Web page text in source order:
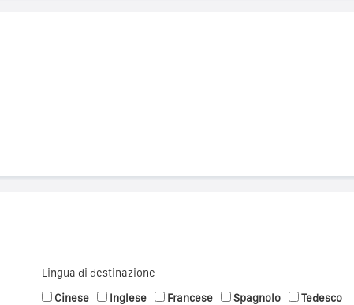
Lingua di destinazione
Cinese
Inglese Francese Spagnolo
Tedesco